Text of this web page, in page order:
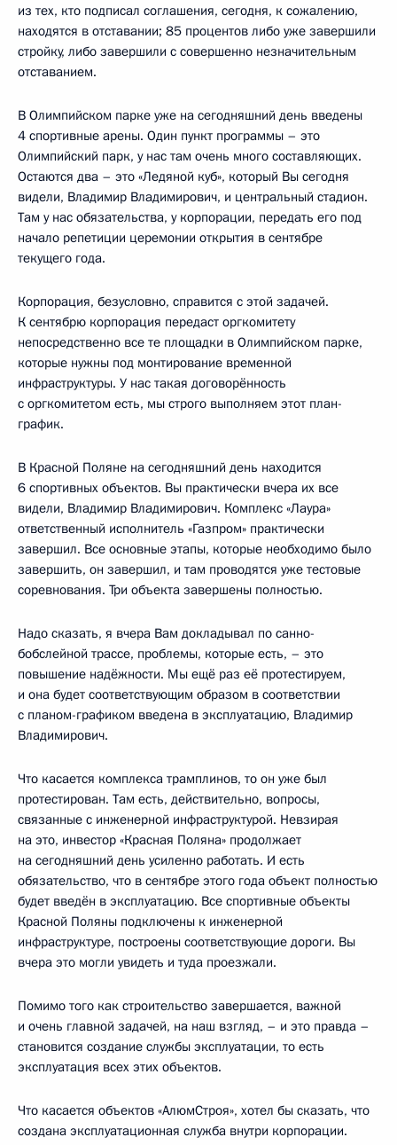
из тех, кто подписал соглашения, сегодня, к сожалению,
находятся в отставании; 85 процентов либо уже завершили
стройку, либо завершили с совершенно незначительным
отставанием.
В Олимпийском парке уже на сегодняшний день введены
4 спортивные арены. Один пункт программы – это
Олимпийский парк, у нас там очень много составляющих.
Остаются два – это «Ледяной куб», который Вы сегодня
видели, Владимир Владимирович, и центральный стадион.
Там у нас обязательства, у корпорации, передать его под
начало репетиции церемонии открытия в сентябре
текущего года.
Корпорация, безусловно, справится с этой задачей.
К сентябрю корпорация передаст оргкомитету
непосредственно все те площадки в Олимпийском парке,
которые нужны под монтирование временной
инфраструктуры. У нас такая договорённость
с оргкомитетом есть, мы строго выполняем этот план-
график.
В Красной Поляне на сегодняшний день находится
6 спортивных объектов. Вы практически вчера их все
видели, Владимир Владимирович. Комплекс «Лаура»
ответственный исполнитель «Газпром» практически
завершил. Все основные этапы, которые необходимо было
завершить, он завершил, и там проводятся уже тестовые
соревнования. Три объекта завершены полностью.
Надо сказать, я вчера Вам докладывал по санно-
бобслейной трассе, проблемы, которые есть, – это
повышение надёжности. Мы ещё раз её протестируем,
и она будет соответствующим образом в соответствии
с планом-графиком введена в эксплуатацию, Владимир
Владимирович.
Что касается комплекса трамплинов, то он уже был
протестирован. Там есть, действительно, вопросы,
связанные с инженерной инфраструктурой. Невзирая
на это, инвестор «Красная Поляна» продолжает
на сегодняшний день усиленно работать. И есть
обязательство, что в сентябре этого года объект полностью
будет введён в эксплуатацию. Все спортивные объекты
Красной Поляны подключены к инженерной
инфраструктуре, построены соответствующие дороги. Вы
вчера это могли увидеть и туда проезжали.
Помимо того как строительство завершается, важной
и очень главной задачей, на наш взгляд, – и это правда –
становится создание службы эксплуатации, то есть
эксплуатация всех этих объектов.
Что касается объектов «АлюмСтроя», хотел бы сказать, что
создана эксплуатационная служба внутри корпорации.